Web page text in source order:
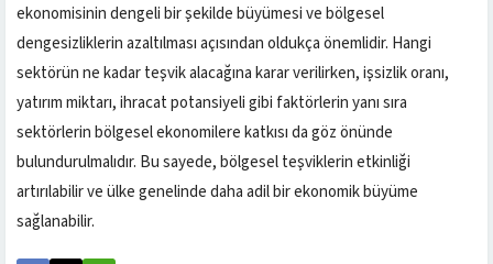
ekonomisinin dengeli bir şekilde büyümesi ve bölgesel
dengesizliklerin azaltılması açısından oldukça önemlidir. Hangi
sektörün ne kadar teşvik alacağına karar verilirken, işsizlik oranı,
yatırım miktarı, ihracat potansiyeli gibi faktörlerin yanı sıra
sektörlerin bölgesel ekonomilere katkısı da göz önünde
bulundurulmalıdır. Bu sayede, bölgesel teşviklerin etkinliği
artırılabilir ve ülke genelinde daha adil bir ekonomik büyüme
sağlanabilir.